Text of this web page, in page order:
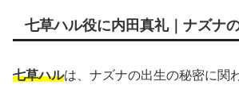
七草ハル役に内田真礼｜ナズナ
七草ハルは、ナズナの出生の秘密に関